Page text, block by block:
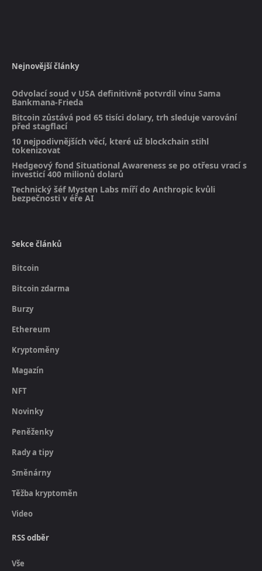
Nejnovější články
Odvolací soud v USA definitivně potvrdil vinu Sama
Bankmana-Frieda
Bitcoin zůstává pod 65 tisíci dolary, trh sleduje varování
před stagflací
10 nejpodivnějších věcí, které už blockchain stihl
tokenizovat
Hedgeový fond Situational Awareness se po otřesu vrací s
investicí 400 milionů dolarů
Technický šéf Mysten Labs míří do Anthropic kvůli
bezpečnosti v éře AI
Sekce článků
Bitcoin
Bitcoin zdarma
Burzy
Ethereum
Kryptoměny
Magazín
NFT
Novinky
Peněženky
Rady a tipy
Směnárny
Těžba kryptoměn
Video
RSS odběr
Vše